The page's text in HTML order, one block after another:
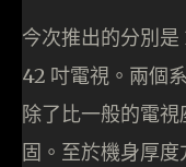
今次推出的分別是
42 吋電視。兩個
除了比一般的電
固。至於機身厚